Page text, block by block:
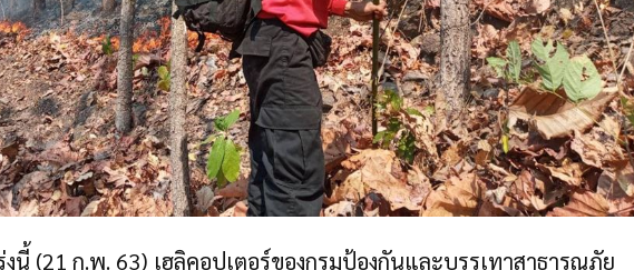
(21 ก.พ. 63) เฮลิคอปเตอร์ของกรมป้องกันและบรรเทาสาธารณภัย